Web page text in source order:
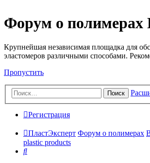
Форум о полимерах
Крупнейшая независимая площадка для
эластомеров различными способами.
Пропустить
Поиск
Регистрация
ПластЭксперт Форум о полимерах
plastic products
Поиск